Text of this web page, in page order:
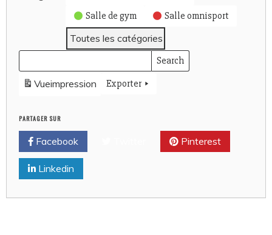
Salle de gym
Salle omnisport
Toutes les catégories
Rechercher
évènements
Search
Events
Vueimpression Exporter
PARTAGER SUR
Facebook Pinterest
Linkedin